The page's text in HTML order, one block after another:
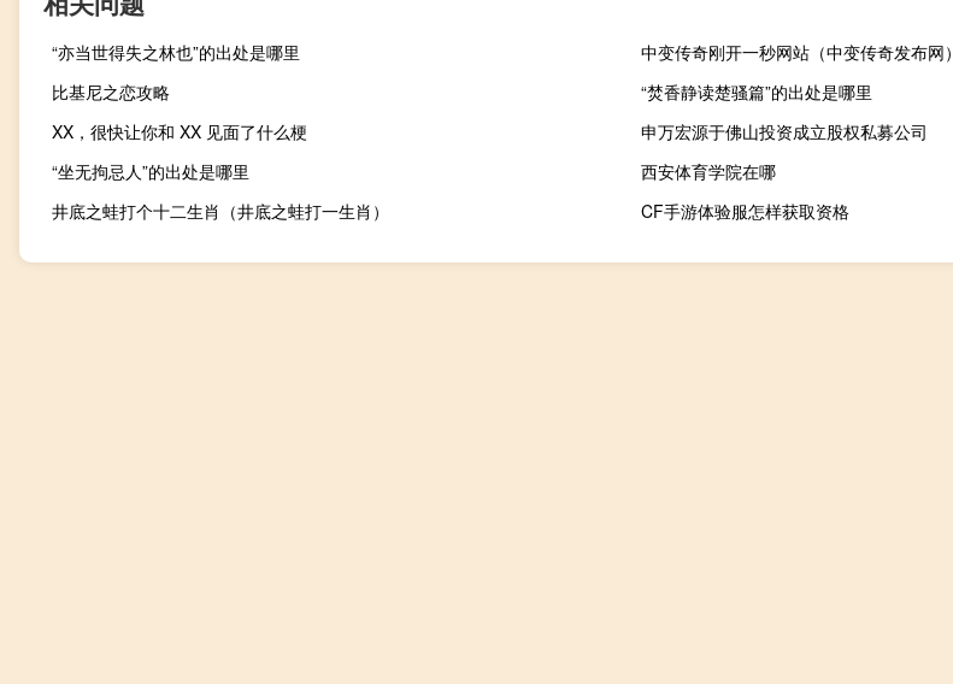
“亦当世得失之林也”的出处是哪里
中变传奇刚开一秒网站（中变传奇发布网）
比基尼之恋攻略
“焚香静读楚骚篇”的出处是哪里
XX，很快让你和 XX 见面了什么梗
申万宏源于佛山投资成立股权私募公司
“坐无拘忌人”的出处是哪里
西安体育学院在哪
井底之蛙打个十二生肖（井底之蛙打一生肖）
CF手游体验服怎样获取资格